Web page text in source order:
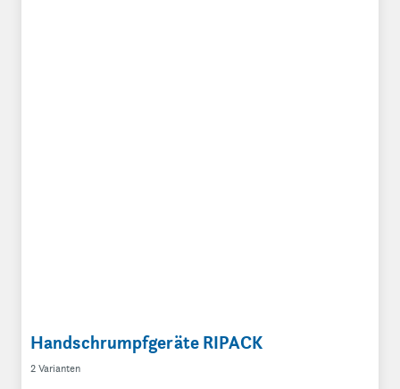
Handschrumpfgeräte RIPACK
2 Varianten